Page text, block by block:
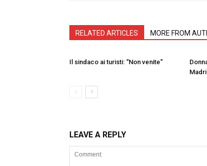
RELATED ARTICLES MORE FROM
Il sindaco ai turisti: “Non venite”
LEAVE A REPLY